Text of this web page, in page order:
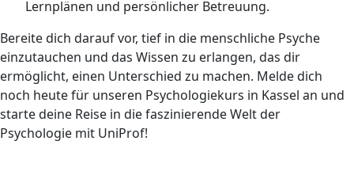
Lernplänen und persönlicher Betreuung.
Bereite dich darauf vor, tief in die menschliche Psyche
einzutauchen und das Wissen zu erlangen, das dir
ermöglicht, einen Unterschied zu machen. Melde dich
noch heute für unseren Psychologiekurs in Kassel an und
starte deine Reise in die faszinierende Welt der
Psychologie mit UniProf!